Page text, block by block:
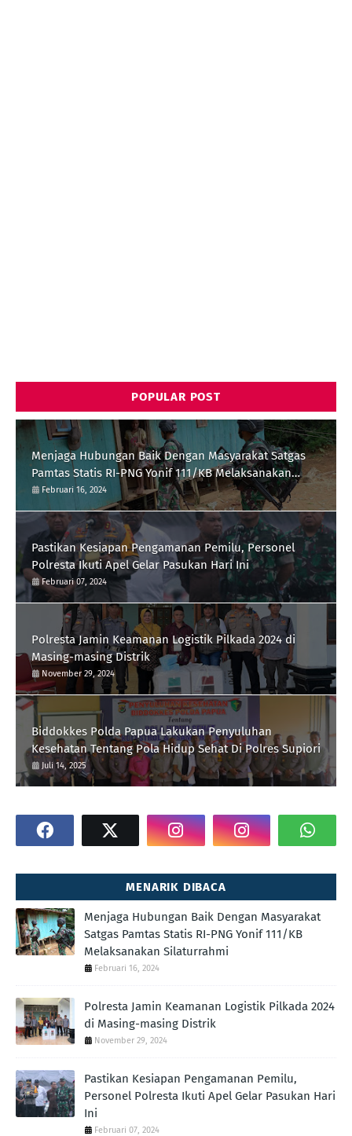
POPULAR POST
Menjaga Hubungan Baik Dengan Masyarakat Satgas
Pamtas Statis RI-PNG Yonif 111/KB Melaksanakan
Silaturrahmi
Februari 16, 2024
Pastikan Kesiapan Pengamanan Pemilu, Personel
Polresta Ikuti Apel Gelar Pasukan Hari Ini
Februari 07, 2024
Polresta Jamin Keamanan Logistik Pilkada 2024 di
Masing-masing Distrik
November 29, 2024
Biddokkes Polda Papua Lakukan Penyuluhan
Kesehatan Tentang Pola Hidup Sehat Di Polres Supiori
Juli 14, 2025
MENARIK DIBACA
Menjaga Hubungan Baik Dengan Masyarakat
Satgas Pamtas Statis RI-PNG Yonif 111/KB
Melaksanakan Silaturrahmi
Februari 16, 2024
Polresta Jamin Keamanan Logistik Pilkada 2024
di Masing-masing Distrik
November 29, 2024
Pastikan Kesiapan Pengamanan Pemilu,
Personel Polresta Ikuti Apel Gelar Pasukan Hari
Ini
Februari 07, 2024